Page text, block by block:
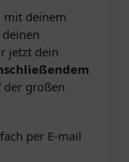
mit deinem
jetzt dein
der großen
per E-mail